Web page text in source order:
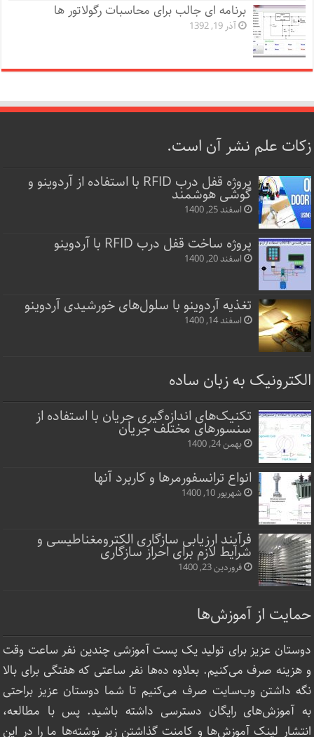
برنامه ای جالب برای محاسبات رگولاتور ها
آذر 19, 1392
زکات علم نشر آن است.
پروژه قفل‌ درب RFID با استفاده از آردوینو و
گوشی هوشمند
اسفند 25, 1400
پروژه ساخت قفل‌ درب RFID با آردوینو
اسفند 20, 1400
تغذیه آردوینو با سلول‌های خورشیدی آردوینو
اسفند 14, 1400
الکترونیک به زبان ساده
تکنیک‌های اندازه‌گیری جریان با استفاده از
سنسورهای مختلف جریان
بهمن 24, 1400
انواع ترانسفورمرها و کاربرد آنها
شهریور 10, 1400
فرآیند ارزیابی سازگاری الکترومغناطیسی و
شرایط لازم برای احراز سازگاری
فروردین 23, 1400
حمایت از آموزش‌ها
دوستان عزیز برای تولید یک پست آموزشی چندین نفر ساعت‌ وقت
و هزینه صرف می‌کنیم. بعلاوه ده‌ها نفر ساعتی که هفتگی برای بالا
نگه داشتن وب‌سایت صرف ‌می‌کنیم تا شما دوستان عزیز براحتی
به آموزش‌های رایگان دسترسی داشته باشید. پس با مطالعه،
انتشار لینک‌ آموزش‌ها و کامنت گذاشتن زیر نوشته‌‌ها ما را در این